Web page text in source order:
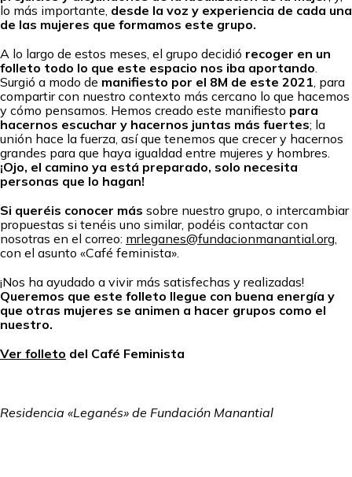
lo más importante, desde la voz y experiencia de cada una
de las mujeres que formamos este grupo.
A lo largo de estos meses, el grupo decidió recoger en un
folleto todo lo que este espacio nos iba aportando
Surgió a modo de manifiesto por el 8M de este 2021 , para
compartir con nuestro contexto más cercano lo que hacemos
y cómo pensamos. Hemos creado este manifiesto para
hacernos escuchar y hacernos juntas más fuertes; la
unión hace la fuerza, así que tenemos que crecer y hacernos
grandes para que haya igualdad entre mujeres y hombres.
¡Ojo, el camino ya está preparado, solo necesita
personas que lo hagan!
Si queréis conocer más sobre nuestro grupo, o intercambiar
propuestas si tenéis uno similar, podéis contactar con
nosotras en el correo: mrleganes@fundacionmanantial.org
con el asunto «Café feminista».
¡Nos ha ayudado a vivir más satisfechas y realizadas!
Queremos que este folleto llegue con buena energía y
que otras mujeres se animen a hacer grupos como el
nuestro.
Ver folleto del Café Feminista
Residencia «Leganés» de Fundación Manantial